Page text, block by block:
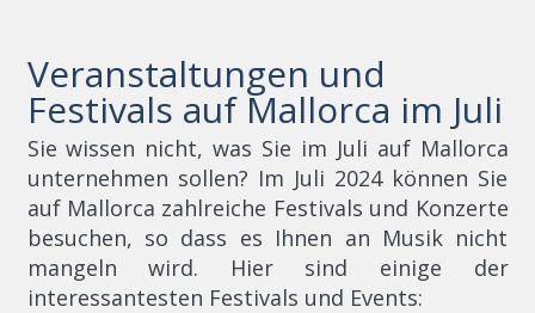
Veranstaltungen und
Festivals auf Mallorca im Juli
Sie wissen nicht, was Sie im Juli auf Mallorca
unternehmen sollen? Im Juli 2024 können Sie
auf Mallorca zahlreiche Festivals und Konzerte
besuchen, so dass es Ihnen an Musik nicht
mangeln wird. Hier sind einige der
interessantesten Festivals und Events: